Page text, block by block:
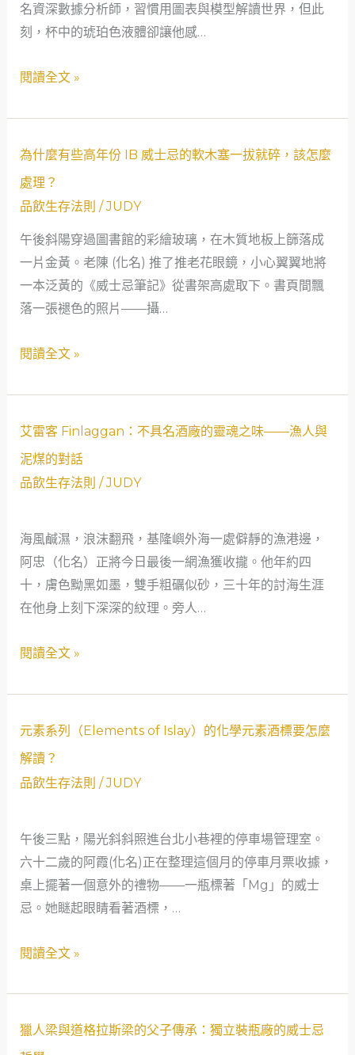
專
屬
飲
料
庫？
名資深數據分析師，習慣用圖表與模型解讀世界，但此
刻，杯中的琥珀色液體卻讓他感…
覺
解
精
士
品
飲
能
力
的
學
路
與
認
指
南
閱讀全文 »
為什麼有些高年份 IB 威士忌的軟木塞一拔就碎，該怎麼
處理？
品飲生存法則 /JUDY
午後斜陽穿過圖書館的彩繪玻璃，在木質地板上篩落成
一片金黃。老陳 (化名) 推了推老花眼鏡，小心翼翼地將
一本泛黃的《威士忌筆記》從書架高處取下。書頁間飄
落一張褪色的照片——攝…
為
有
些
高
年
份
威
的
木
塞
拔
就
碎，
該
麼
理？
閱讀全文 »
艾雷客 Finlaggan：不具名酒廠的靈魂之味——漁人與
泥煤的對話
品飲生存法則 /JUDY
海風鹹濕，浪沫翻飛，基隆嶼外海一處僻靜的漁港邊，
阿忠（化名）正將今日最後一網漁獲收攏。他年約四
十，膚色黝黑如墨，雙手粗礪似砂，三十年的討海生涯
在他身上刻下深深的紋理。旁人…
艾
Finlaggan：
具
名
酒
廠
靈
味
漁
人
泥
煤
的
對
閱讀全文 »
元素系列（Elements of Islay）的化學元素酒標要怎麼
解讀？
品飲生存法則 /JUDY
午後三點，陽光斜斜照進台北小巷裡的停車場管理室。
六十二歲的阿霞(化名)正在整理這個月的停車月票收據，
桌上擺著一個意外的禮物——一瓶標著「Mg」的威士
忌。她瞇起眼睛看著酒標，…
元
列
of
Islay）
的
化
元
標
閱讀全文 »
獵人梁與道格拉斯梁的父子傳承：獨立裝瓶廠的威士忌
獵